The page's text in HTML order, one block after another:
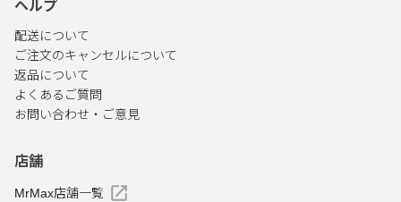
ヘルプ
配送について
ご注文のキャンセルについて
返品について
よくあるご質問
お問い合わせ・ご意見
店舗
MrMax店舗一覧